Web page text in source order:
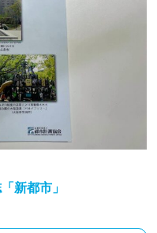
新都市」